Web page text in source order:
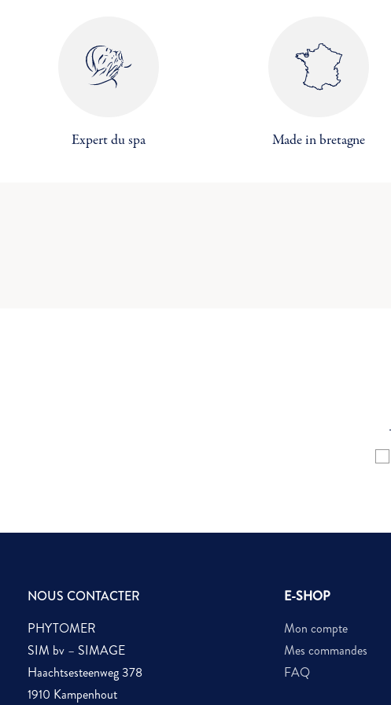
Expert du spa Made in bretagne
NOUS CONTACTER
PHYTOMER
SIM bv – SIMAGE
Haachtsesteenweg 378
1910 Kampenhout
E-SHOP
Mon compte
Mes commandes
FAQ